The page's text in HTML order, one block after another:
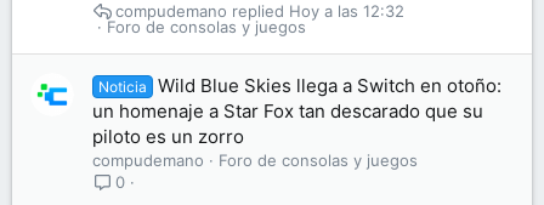
Foro de consolas y juegos
Hoy a las 12:32
compudemano
Noticia
Wild Blue Skies llega a Switch en otoño:
un homenaje a Star Fox tan descarado que su
piloto es un zorro
compudemano
Foro de consolas y juegos
0